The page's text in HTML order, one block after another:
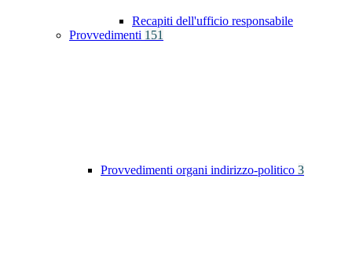
Recapiti dell'ufficio responsabile
Provvedimenti 151
Provvedimenti organi indirizzo-politico 3